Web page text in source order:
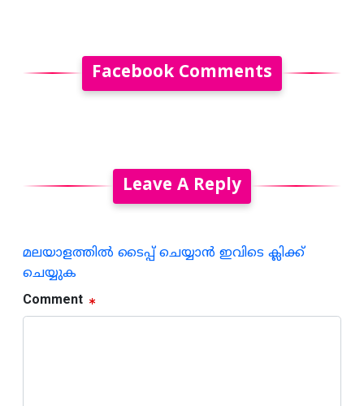
Facebook Comments
Leave A Reply
മലയാളത്തില്‍ ടൈപ്പ് ചെയ്യാന്‍ ഇവിടെ ക്ലിക്ക്
ചെയ്യുക
Comment